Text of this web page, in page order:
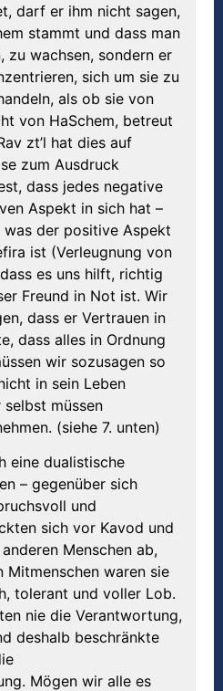
darf er ihm nicht sagen,
stammt und dass man
zu wachsen, sondern er
sich um sie zu
als ob sie von
von HaSchem, betreut
zt’l hat dies auf
zum Ausdruck
dass jedes negative
Aspekt in sich hat –
der positive Aspekt
ist (Verleugnung von
es uns hilft, richtig
Freund in Not ist. Wir
dass er Vertrauen in
dass alles in Ordnung
wir sozusagen so
in sein Leben
müssen
(siehe 7. unten)
eine dualistische
– gegenüber sich
und
sich vor Kavod und
Menschen ab,
Mitmenschen waren sie
tolerant und voller Lob.
nie die Verantwortung,
deshalb beschränkte
Mögen wir alle es